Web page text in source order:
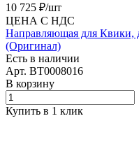
10 725 ₽/шт
ЦЕНА С НДС
Направляющая для Квики,
(Оригинал)
Есть в наличии
Арт. BT0008016
В корзину
Купить в 1 клик